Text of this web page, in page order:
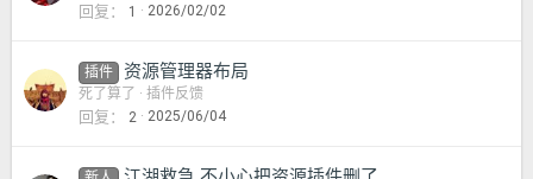
回复 1 2026/02/02
插件 资源管理器布局
死了算了 插件反馈
回复 2 2025/06/04